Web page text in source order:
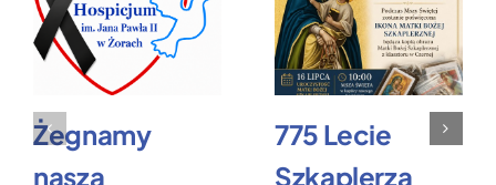
Żegnamy
naszą
775 Lecie
Szkaplerza